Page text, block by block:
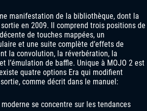
manifestation de la bibliothèque, dont la
en 2009. Il comprend trois positions de
de touches mappées, un
et une suite complète d’effets de
la convolution, la réverbération, la
l’émulation de baffle. Unique à MOJO 2 est
existe quatre options Era qui modifient
comme décrit dans le manuel:
moderne se concentre sur les tendances